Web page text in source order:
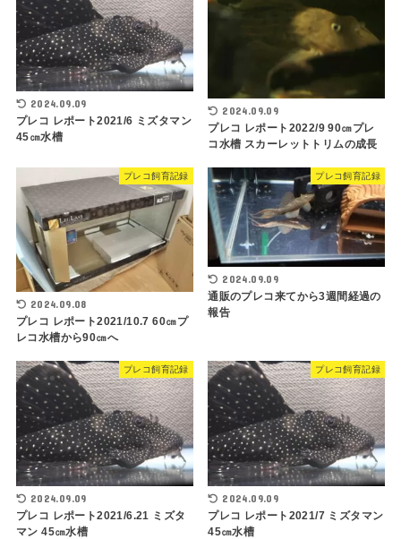
2024.09.09
プレコ レポート2021/6 ミズタマン
45㎝水槽
2024.09.09
プレコ レポート2022/9 90㎝プレ
コ水槽 スカーレットトリムの成長
プレコ飼育記録
2024.09.08
プレコ レポート2021/10.7 60㎝プ
レコ水槽から90㎝へ
プレコ飼育記録
2024.09.09
通販のプレコ来てから3週間経過の
報告
プレコ飼育記録
2024.09.09
プレコ レポート2021/6.21 ミズタ
マン 45㎝水槽
プレコ飼育記録
2024.09.09
プレコ レポート2021/7 ミズタマン
45㎝水槽